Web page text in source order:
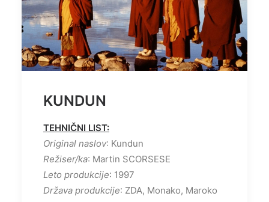
KUNDUN
TEHNIČNI LIST:
Original naslov: Kundun
Režiser/ka: Martin SCORSESE
Leto produkcije: 1997
Država produkcije: ZDA, Monako, Maroko